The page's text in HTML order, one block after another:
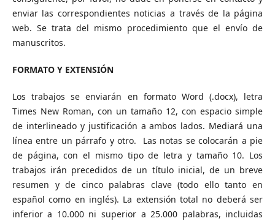
enviar las correspondientes noticias a través de la página
web. Se trata del mismo procedimiento que el envío de
manuscritos.
FORMATO Y EXTENSIÓN
Los trabajos se enviarán en formato Word (.docx), letra
Times New Roman, con un tamaño 12, con espacio simple
de interlineado y justificación a ambos lados. Mediará una
línea entre un párrafo y otro. Las notas se colocarán a pie
de página, con el mismo tipo de letra y tamaño 10. Los
trabajos irán precedidos de un título inicial, de un breve
resumen y de cinco palabras clave (todo ello tanto en
español como en inglés). La extensión total no deberá ser
inferior a 10.000 ni superior a 25.000 palabras, incluidas